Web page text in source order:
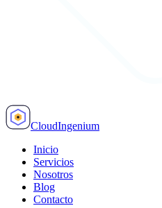
CloudIngenium
Inicio
Servicios
Nosotros
Blog
Contacto